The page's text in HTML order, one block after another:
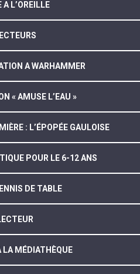
A L’OREILLE
A WARHAMMER
« AMUSE L’EAU »
: L’ÉPOPÉE GAULOISE
POUR LE 6-12 ANS
DE TABLE
LA MÉDIATHÈQUE